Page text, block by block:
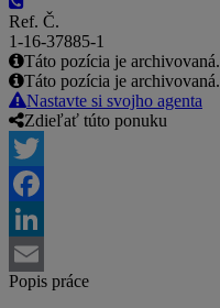
Ref. Č.
1-16-37885-1
Táto pozícia je archivovaná.
Táto pozícia je archivovaná.
Nastavte si svojho agenta
Zdieľať túto ponuku
Twitter
Facebook
LinkedIn
Email
Popis práce